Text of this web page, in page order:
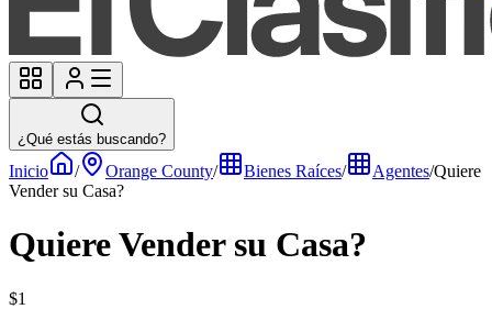
¿Qué estás buscando?
Inicio / Orange County/ Bienes Raíces/ Agentes/Quiere
Vender su Casa?
Quiere Vender su Casa?
$1